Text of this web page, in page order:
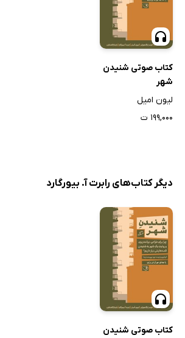
کتاب صوتی شنیدن
شهر
لیون امیل
۱۹۹,۰۰۰ ت
دیگر کتاب‌های رابرت آ. بیورگارد
کتاب صوتی شنیدن